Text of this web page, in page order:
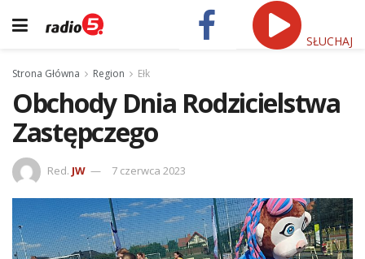
SŁUCHAJ
Strona Główna Region Ełk
Obchody Dnia Rodzicielstwa
Zastępczego
Red. JW 7 czerwca 2023